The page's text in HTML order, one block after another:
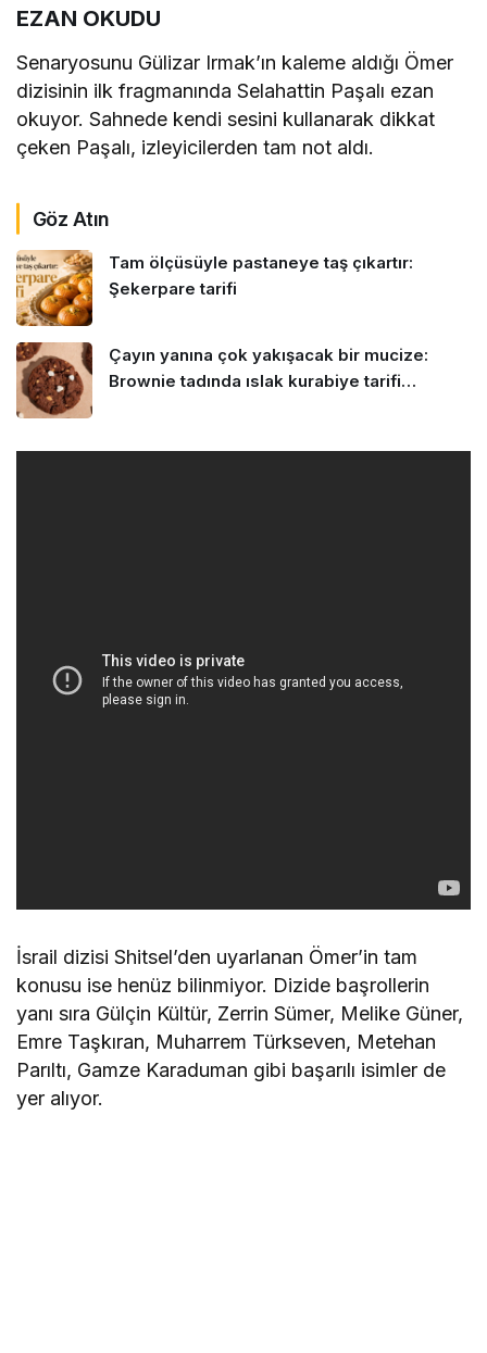
EZAN OKUDU
Senaryosunu Gülizar Irmak’ın kaleme aldığı Ömer
dizisinin ilk fragmanında Selahattin Paşalı ezan
okuyor. Sahnede kendi sesini kullanarak dikkat
çeken Paşalı, izleyicilerden tam not aldı.
Göz Atın
Tam ölçüsüyle pastaneye taş çıkartır:
Şekerpare tarifi
Çayın yanına çok yakışacak bir mucize:
Brownie tadında ıslak kurabiye tarifi…
İsrail dizisi Shitsel’den uyarlanan Ömer’in tam
konusu ise henüz bilinmiyor. Dizide başrollerin
yanı sıra Gülçin Kültür, Zerrin Sümer, Melike Güner,
Emre Taşkıran, Muharrem Türkseven, Metehan
Parıltı, Gamze Karaduman gibi başarılı isimler de
yer alıyor.